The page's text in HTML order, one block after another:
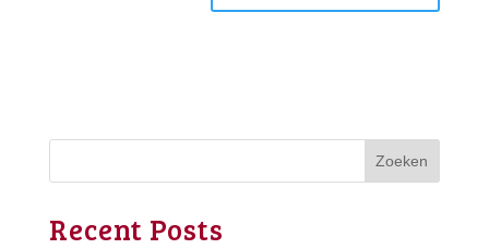
Zoeken
Recent Posts